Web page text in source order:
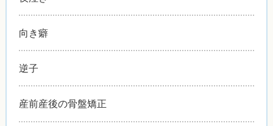
向き癖
逆子
産前産後の骨盤矯正